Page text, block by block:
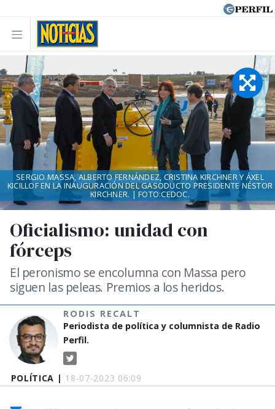
POLÍTICA | 18-07-2023 06:09
Oficialismo: unidad con
fórceps
El peronismo se encolumna con Massa pero
siguen las peleas. Premios a los heridos.
RODIS RECALT
Periodista de política y columnista de Radio
Perfil.
SERGIO MASSA, ALBERTO FERNÁNDEZ, CRISTINA KIRCHNER Y ÁXEL
KICILLOF EN LA INAUGURACIÓN DEL GASODUCTO PRESIDENTE NÉSTOR
KIRCHNER. | FOTO:CEDOC.